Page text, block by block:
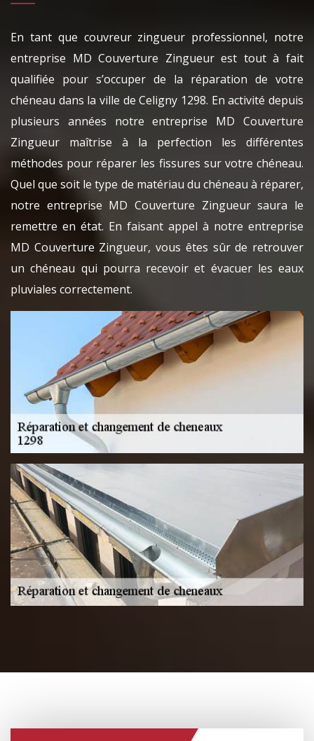
En tant que couvreur zingueur professionnel, notre
entreprise MD Couverture Zingueur est tout à fait
qualifiée pour s’occuper de la réparation de votre
chéneau dans la ville de Celigny 1298. En activité depuis
plusieurs années notre entreprise MD Couverture
Zingueur maîtrise à la perfection les différentes
méthodes pour réparer les fissures sur votre chéneau.
Quel que soit le type de matériau du chéneau à réparer,
notre entreprise MD Couverture Zingueur saura le
remettre en état. En faisant appel à notre entreprise
MD Couverture Zingueur, vous êtes sûr de retrouver
un chéneau qui pourra recevoir et évacuer les eaux
pluviales correctement.